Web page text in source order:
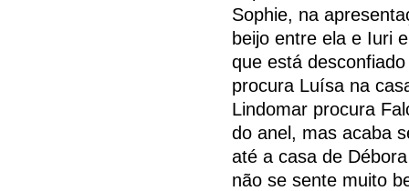
Sophie, na
beijo entre ela e Iuri
que está
procura Luísa na
Lindomar procura
do anel, mas acaba
até a casa de
não se sente muito